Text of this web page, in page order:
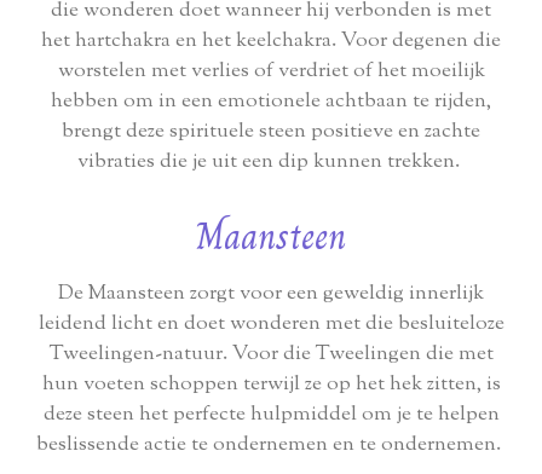
die wonderen doet wanneer hij verbonden is met
het hartchakra en het keelchakra. Voor degenen die
worstelen met verlies of verdriet of het moeilijk
hebben om in een emotionele achtbaan te rijden,
brengt deze spirituele steen positieve en zachte
vibraties die je uit een dip kunnen trekken.
Maansteen
De Maansteen zorgt voor een geweldig innerlijk
leidend licht en doet wonderen met die besluiteloze
Tweelingen-natuur. Voor die Tweelingen die met
hun voeten schoppen terwijl ze op het hek zitten, is
deze steen het perfecte hulpmiddel om je te helpen
beslissende actie te ondernemen en te ondernemen.